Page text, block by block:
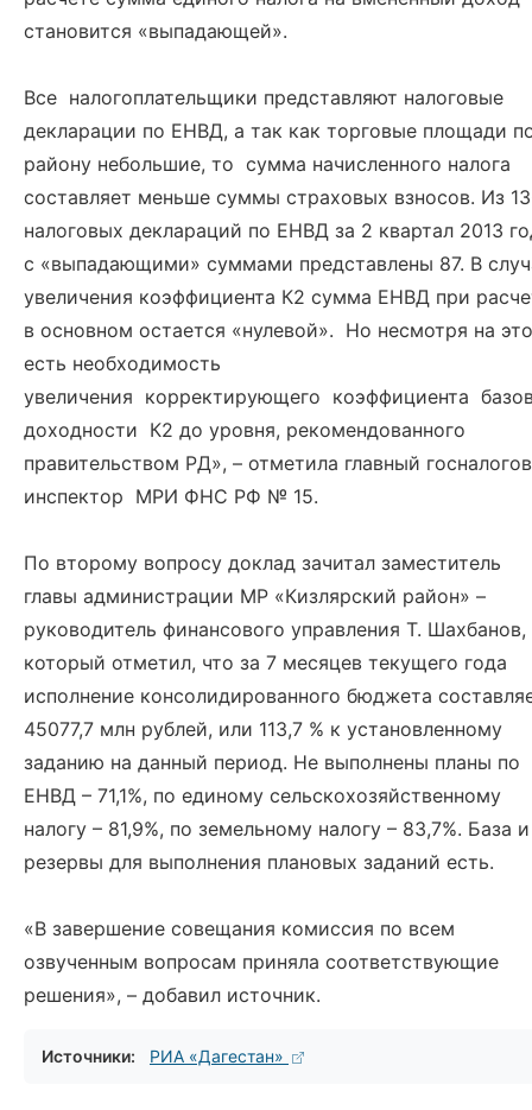
становится «выпадающей».
Все налогоплательщики представляют налоговые
декларации по ЕНВД, а так как торговые площади
району небольшие, то сумма начисленного налога
составляет меньше суммы страховых взносов. Из
налоговых деклараций по ЕНВД за 2 квартал 2013
с «выпадающими» суммами представлены 87. В
увеличения коэффициента К2 сумма ЕНВД при
в основном остается «нулевой». Но несмотря на
есть необходимость
увеличения корректирующего коэффициента
доходности К2 до уровня, рекомендованного
правительством РД», – отметила главный
инспектор МРИ ФНС РФ № 15.
По второму вопросу доклад зачитал заместитель
главы администрации МР «Кизлярский район» –
руководитель финансового управления Т. Шахбанов,
который отметил, что за 7 месяцев текущего года
исполнение консолидированного бюджета
45077,7 млн рублей, или 113,7 % к установленному
заданию на данный период. Не выполнены планы по
ЕНВД – 71,1%, по единому сельскохозяйственному
налогу – 81,9%, по земельному налогу – 83,7%. База и
резервы для выполнения плановых заданий есть.
«В завершение совещания комиссия по всем
озвученным вопросам приняла соответствующие
решения», – добавил источник.
Источники: РИА «Дагестан»